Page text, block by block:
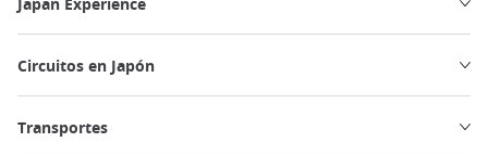
Circuitos en Japón
Transportes